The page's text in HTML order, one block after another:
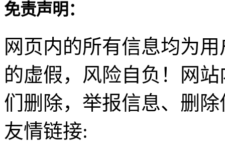
免责声明：
网页内的所有信息均为
的虚假，风险自负！网
们删除，举报信息、删
友情链接: